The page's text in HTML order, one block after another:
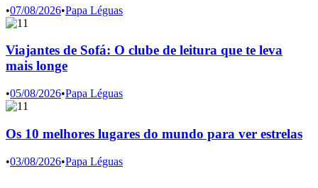
•07/08/2026•Papa Léguas
Viajantes de Sofá: O clube de leitura que te leva
mais longe
•05/08/2026•Papa Léguas
Os 10 melhores lugares do mundo para ver estrelas
•03/08/2026•Papa Léguas